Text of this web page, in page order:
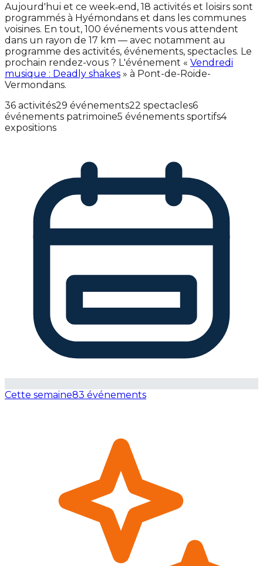
Aujourd'hui et ce week‑end, 18 activités et loisirs sont
programmés à Hyémondans et dans les communes
voisines. En tout, 100 événements vous attendent
dans un rayon de 17 km — avec notamment au
programme des activités, événements, spectacles. Le
prochain rendez-vous ? L'événement « Vendredi
musique : Deadly shakes » à Pont-de-Roide-
Vermondans.
36 activités29 événements22 spectacles6
événements patrimoine5 événements sportifs4
expositions
Cette semaine83 événements